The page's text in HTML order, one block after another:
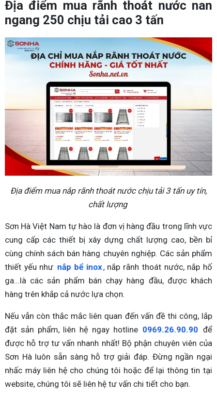
Địa điểm mua rãnh thoát nước nan
ngang 250 chịu tải cao 3 tấn
Địa điểm mua nắp rãnh thoát nước chịu tải 3 tấn uy tín,
chất lượng
Sơn Hà Việt Nam tự hào là đơn vị hàng đầu trong lĩnh vực
cung cấp các thiết bị xây dựng chất lượng cao, bền bỉ
cùng chính sách bán hàng chuyên nghiệp. Các sản phẩm
thiết yếu như nắp bể inox, nắp rãnh thoát nước, nắp hố
ga...là các sản phẩm bán chạy hàng đầu, được khách
hàng trên khắp cả nước lựa chọn.
Nếu vẫn còn thắc mắc liên quan đến vấn đề thi công, lắp
đặt sản phẩm, liên hệ ngay hotline 0969.26.90.90 để
được hỗ trợ tư vấn nhanh nhất! Bộ phận chuyên viên của
Sơn Hà luôn sẵn sàng hỗ trợ giải đáp. Đừng ngần ngại
nhấc máy liên hệ cho chúng tôi hoặc để lại thông tin tại
website, chúng tôi sẽ liên hệ tư vấn chi tiết cho bạn.